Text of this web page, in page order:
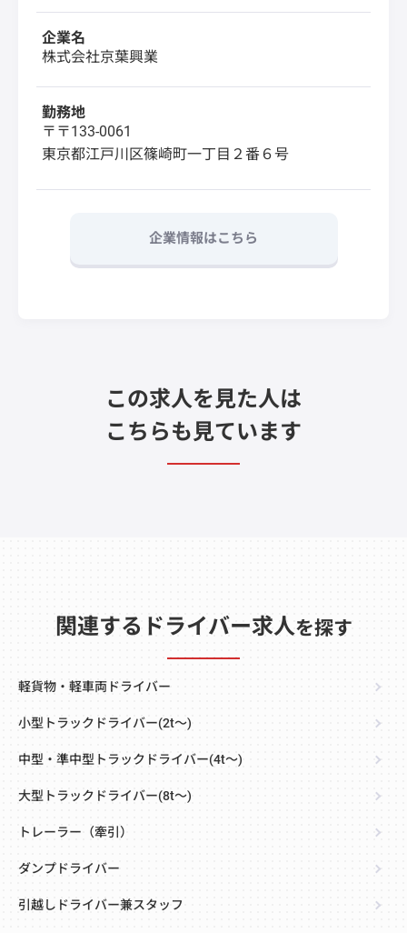
企業名
株式会社京葉興業
勤務地
〒〒133-0061
東京都江戸川区篠崎町一丁目２番６号
企業情報はこちら
この求人を見た人は
こちらも見ています
関連するドライバー求人を探す
軽貨物・軽車両ドライバー
小型トラックドライバー(2t～)
中型・準中型トラックドライバー(4t～)
大型トラックドライバー(8t～)
トレーラー（牽引）
ダンプドライバー
引越しドライバー兼スタッフ